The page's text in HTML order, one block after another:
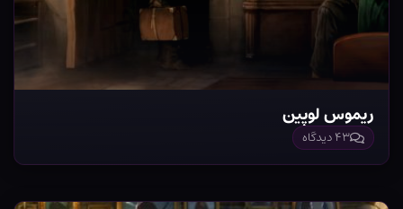
ریموس لوپین
۴۳ دیدگاه